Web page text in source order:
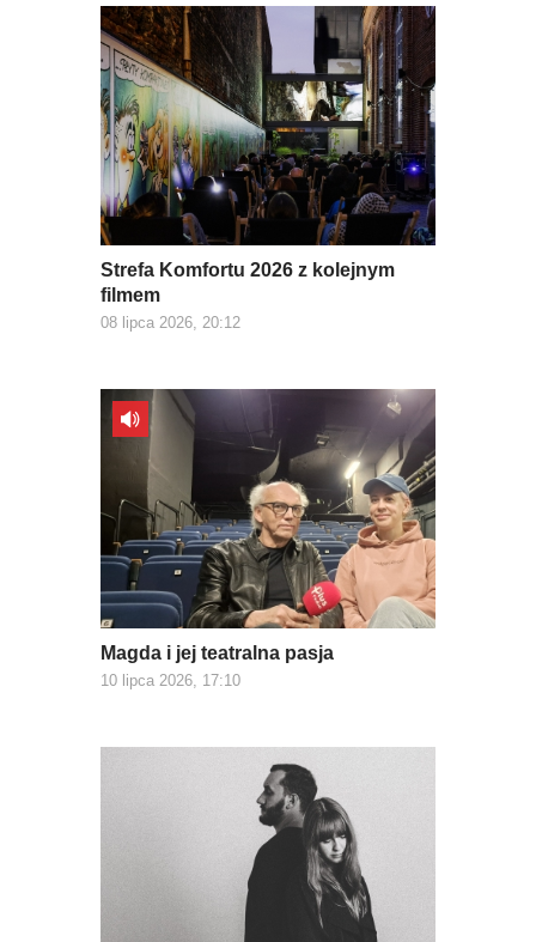
Strefa Komfortu 2026 z kolejnym
filmem
08 lipca 2026, 20:12
Magda i jej teatralna pasja
10 lipca 2026, 17:10